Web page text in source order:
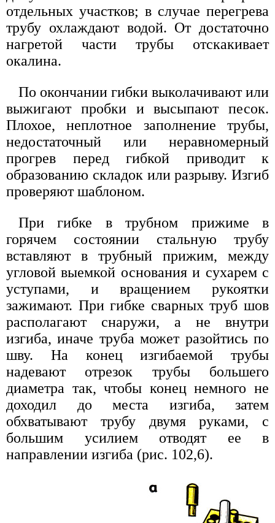
отдельных участков; в случае перегрева
трубу охлаждают водой. От достаточно
нагретой части трубы отскакивает
окалина.
По окончании гибки выколачивают или
выжигают пробки и высыпают песок.
Плохое, неплотное заполнение трубы,
недостаточный или неравномерный
прогрев перед гибкой приводит к
образованию складок или разрыву. Изгиб
проверяют шаблоном.
При гибке в трубном прижиме в
горячем состоянии стальную трубу
вставляют в трубный прижим, между
угловой выемкой основания и сухарем с
уступами, и вращением рукоятки
зажимают. При гибке сварных труб шов
располагают снаружи, а не внутри
изгиба, иначе труба может разойтись по
шву. На конец изгибаемой трубы
надевают отрезок трубы большего
диаметра так, чтобы конец немного не
доходил до места изгиба, затем
обхватывают трубу двумя руками, с
большим усилием отводят ее в
направлении изгиба (рис. 102,6).